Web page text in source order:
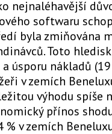
nejnaléhavější
softwaru
byla zmiňována
Toto
úsporu nákladů
v zemích
výhodu spíše
přínos
% v zemích